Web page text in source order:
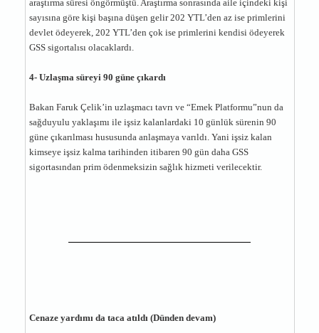
araştırma süresi öngörmüştü. Araştırma sonrasında aile içindeki kişi
sayısına göre kişi başına düşen gelir 202 YTL’den az ise primlerini
devlet ödeyerek, 202 YTL’den çok ise primlerini kendisi ödeyerek
GSS sigortalısı olacaklardı.
4- Uzlaşma süreyi 90 güne çıkardı
Bakan Faruk Çelik’in uzlaşmacı tavrı ve “Emek Platformu”nun da
sağduyulu yaklaşımı ile işsiz kalanlardaki 10 günlük sürenin 90
güne çıkarılması hususunda anlaşmaya varıldı. Yani işsiz kalan
kimseye işsiz kalma tarihinden itibaren 90 gün daha GSS
sigortasından prim ödenmeksizin sağlık hizmeti verilecektir.
Cenaze yardımı da taca atıldı (Dünden devam)